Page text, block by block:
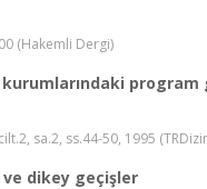
(Hakemli Dergi)
program
sa.2, ss.44-50, 1995
dikey geçişler